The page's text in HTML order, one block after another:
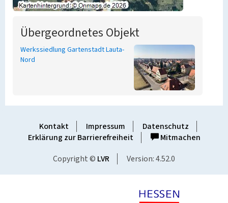
Übergeordnetes Objekt
Werkssiedlung Gartenstadt Lauta-
Nord
Kontakt Impressum
Datenschutz
Erklärung zur Barrierefreiheit
Mitmachen
Copyright © LVR Version: 4.52.0